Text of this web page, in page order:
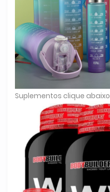
Suplementos clique abaixo